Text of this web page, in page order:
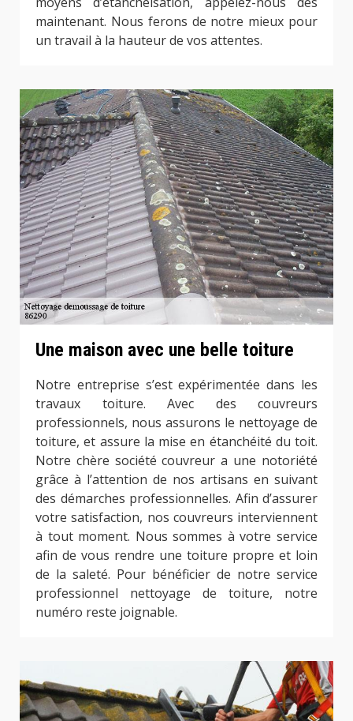
maintenant. Nous ferons de notre mieux pour
un travail à la hauteur de vos attentes.
Une maison avec une belle toiture
Notre entreprise s’est expérimentée dans les
travaux toiture. Avec des couvreurs
professionnels, nous assurons le nettoyage de
toiture, et assure la mise en étanchéité du toit.
Notre chère société couvreur a une notoriété
grâce à l’attention de nos artisans en suivant
des démarches professionnelles. Afin d’assurer
votre satisfaction, nos couvreurs interviennent
à tout moment. Nous sommes à votre service
afin de vous rendre une toiture propre et loin
de la saleté. Pour bénéficier de notre service
professionnel nettoyage de toiture, notre
numéro reste joignable.